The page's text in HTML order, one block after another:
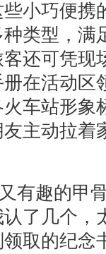
小巧便携
类型，满
还可凭现
在活动区
车站形象
友主动拉
有趣的甲
了几个，
取的纪念